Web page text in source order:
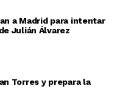
a Madrid para intentar
Julián Álvarez
Torres y prepara la